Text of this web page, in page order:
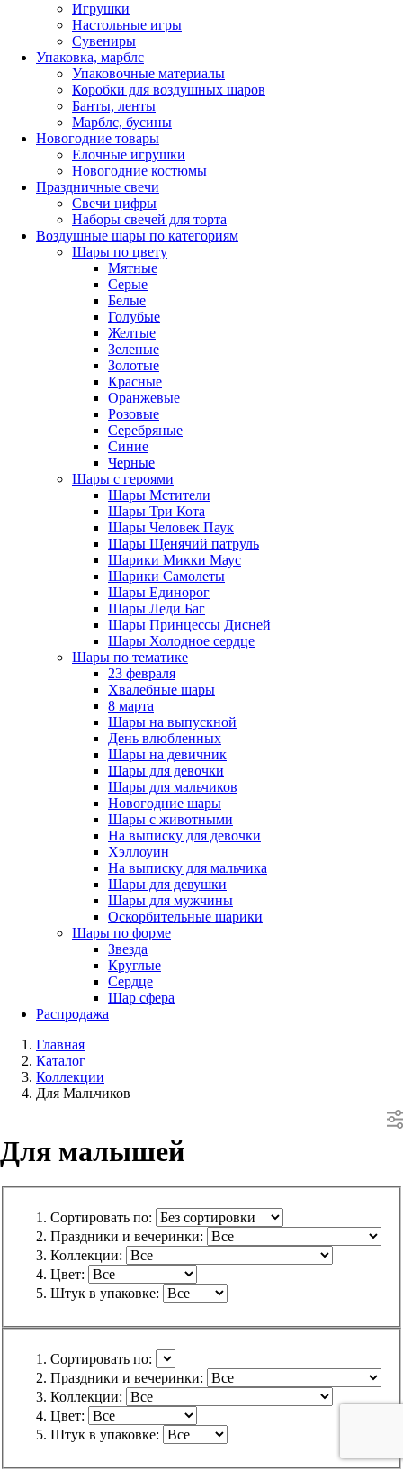
Игрушки
Настольные игры
Сувениры
Упаковка, марблс
Упаковочные материалы
Коробки для воздушных шаров
Банты, ленты
Марблс, бусины
Новогодние товары
Елочные игрушки
Новогодние костюмы
Праздничные свечи
Свечи цифры
Наборы свечей для торта
Воздушные шары по категориям
Шары по цвету
Мятные
Серые
Белые
Голубые
Желтые
Зеленые
Золотые
Красные
Оранжевые
Розовые
Серебряные
Синие
Черные
Шары с героями
Шары Мстители
Шары Три Кота
Шары Человек Паук
Шары Щенячий патруль
Шарики Микки Маус
Шарики Самолеты
Шары Единорог
Шары Леди Баг
Шары Принцессы Дисней
Шары Холодное сердце
Шары по тематике
23 февраля
Хвалебные шары
8 марта
Шары на выпускной
День влюбленных
Шары на девичник
Шары для девочки
Шары для мальчиков
Новогодние шары
Шары с животными
На выписку для девочки
Хэллоуин
На выписку для мальчика
Шары для девушки
Шары для мужчины
Оскорбительные шарики
Шары по форме
Звезда
Круглые
Сердце
Шар сфера
Распродажа
Главная
Каталог
Коллекции
Для Мальчиков
Для малышей
Сортировать по:
Праздники и вечеринки:
Коллекции:
Цвет:
Штук в упаковке:
Сортировать по:
Праздники и вечеринки:
Коллекции:
Цвет:
Штук в упаковке: